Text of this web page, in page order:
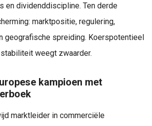
en dividenddiscipline. Ten derde
marktpositie, regulering,
geografische spreiding. Koerspotentieel
weegt zwaarder.
kampioen met
marktleider in commerciële